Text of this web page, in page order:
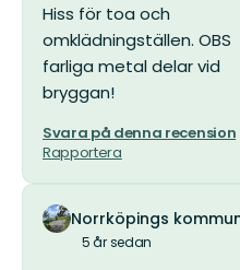
Hiss för toa och
omklädningställen. OBS
farliga metal delar vid
bryggan!
Svara på denna recension
Rapportera
Norrköpings
5 år sedan